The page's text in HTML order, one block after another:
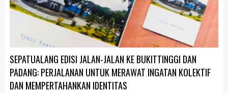
SEPATUALANG EDISI JALAN-JALAN KE BUKITTINGGI DAN
PADANG: PERJALANAN UNTUK MERAWAT INGATAN KOLEKTIF
DAN MEMPERTAHANKAN IDENTITAS